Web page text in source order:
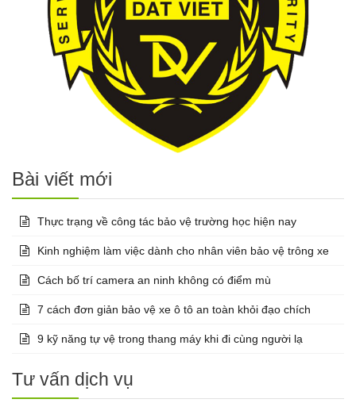
Bài viết mới
Thực trạng về công tác bảo vệ trường học hiện nay
Kinh nghiệm làm việc dành cho nhân viên bảo vệ trông xe
Cách bố trí camera an ninh không có điểm mù
7 cách đơn giản bảo vệ xe ô tô an toàn khỏi đạo chích
9 kỹ năng tự vệ trong thang máy khi đi cùng người lạ
Tư vấn dịch vụ